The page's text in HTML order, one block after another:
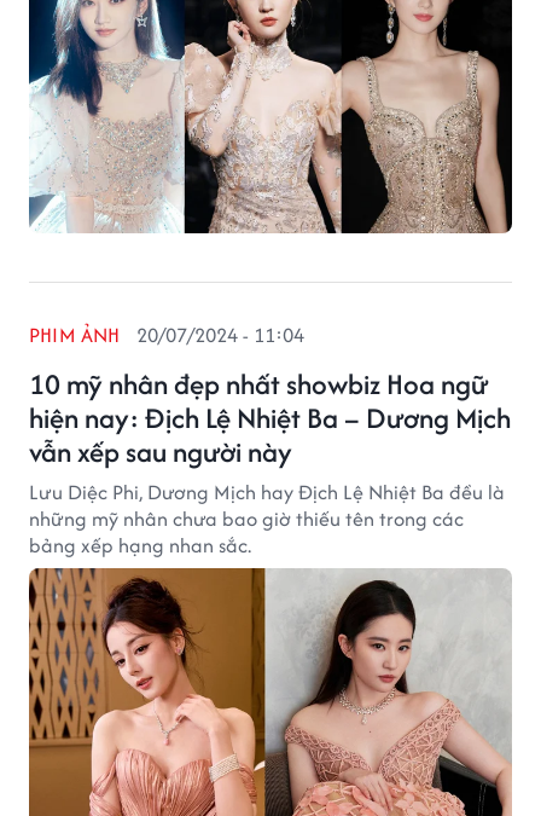
10 mỹ nhân đẹp nhất showbiz Hoa ngữ
hiện nay: Địch Lệ Nhiệt Ba – Dương Mịch
vẫn xếp sau người này
PHIM ẢNH 20/07/2024 - 11:04
Lưu Diệc Phi, Dương Mịch hay Địch Lệ Nhiệt Ba đều là
những mỹ nhân chưa bao giờ thiếu tên trong các
bảng xếp hạng nhan sắc.